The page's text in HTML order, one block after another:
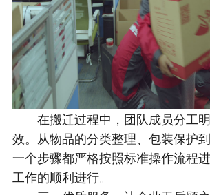
在搬迁过程中，团队成员分工
效。从物品的分类整理、包装保护
一个步骤都严格按照标准操作流程
工作的顺利进行。